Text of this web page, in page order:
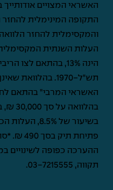
האשראי המצויים
העלות השנתית
הינה 13%, בהתאם
תש"ל-1970.
תקווה, 03-7215555
.